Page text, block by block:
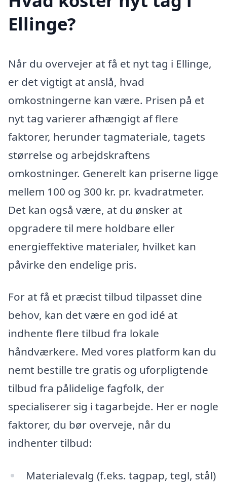
Ellinge?
Når du overvejer at få et nyt tag i Ellinge,
er det vigtigt at anslå, hvad
omkostningerne kan være. Prisen på et
nyt tag varierer afhængigt af flere
faktorer, herunder tagmateriale, tagets
størrelse og arbejdskraftens
omkostninger. Generelt kan priserne ligge
mellem 100 og 300 kr. pr. kvadratmeter.
Det kan også være, at du ønsker at
opgradere til mere holdbare eller
energieffektive materialer, hvilket kan
påvirke den endelige pris.
For at få et præcist tilbud tilpasset dine
behov, kan det være en god idé at
indhente flere tilbud fra lokale
håndværkere. Med vores platform kan du
nemt bestille tre gratis og uforpligtende
tilbud fra pålidelige fagfolk, der
specialiserer sig i tagarbejde. Her er nogle
faktorer, du bør overveje, når du
indhenter tilbud:
Materialevalg (f.eks. tagpap, tegl, stål)